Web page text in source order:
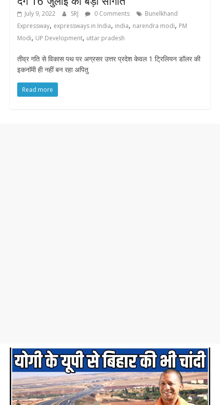
July 9, 2022 SRJ 0 Comments
Bunelkhand
Expressway, expressways in India, india, narendra modi, PM
Modi, UP Development, uttar pradesh
तीव्र गति से विकास पथ पर अग्रसर उत्तर प्रदेश केवल 1 ट्रिलियन डॉलर की
इकनाॅमी ही नहीं बन रहा अपितु
Read more